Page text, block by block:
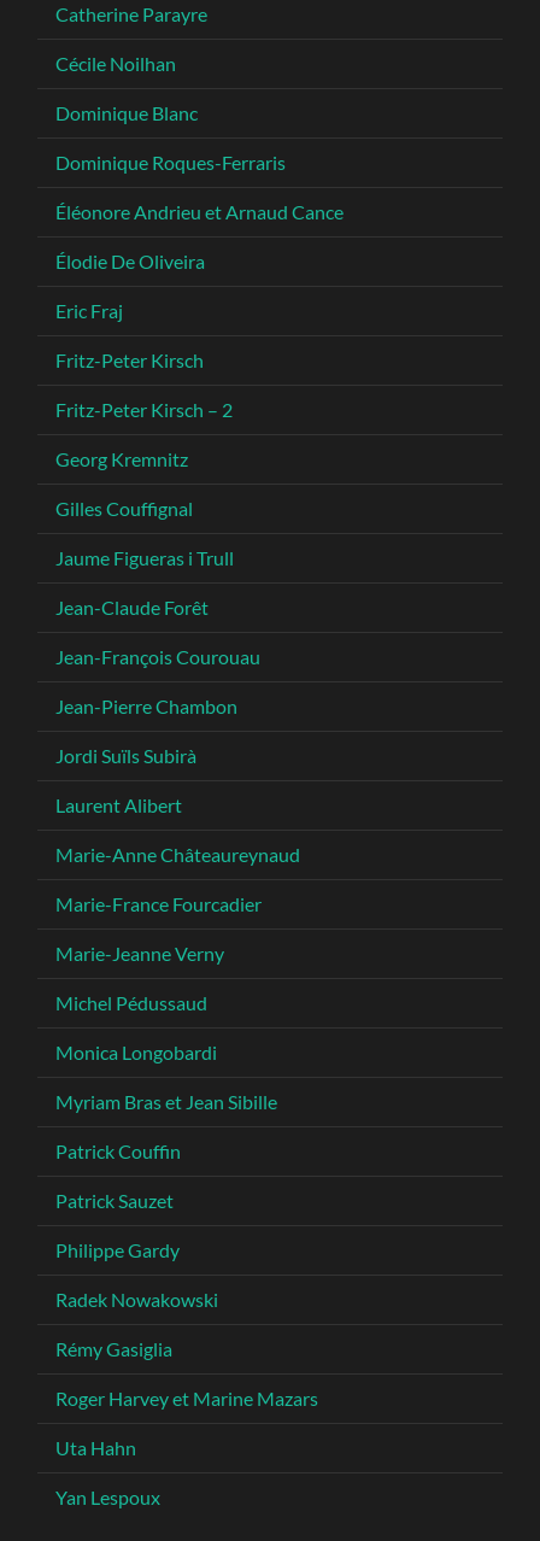
Catherine Parayre
Cécile Noilhan
Dominique Blanc
Dominique Roques-Ferraris
Éléonore Andrieu et Arnaud Cance
Élodie De Oliveira
Eric Fraj
Fritz-Peter Kirsch
Fritz-Peter Kirsch – 2
Georg Kremnitz
Gilles Couffignal
Jaume Figueras i Trull
Jean-Claude Forêt
Jean-François Courouau
Jean-Pierre Chambon
Jordi Suïls Subirà
Laurent Alibert
Marie-Anne Châteaureynaud
Marie-France Fourcadier
Marie-Jeanne Verny
Michel Pédussaud
Monica Longobardi
Myriam Bras et Jean Sibille
Patrick Couffin
Patrick Sauzet
Philippe Gardy
Radek Nowakowski
Rémy Gasiglia
Roger Harvey et Marine Mazars
Uta Hahn
Yan Lespoux